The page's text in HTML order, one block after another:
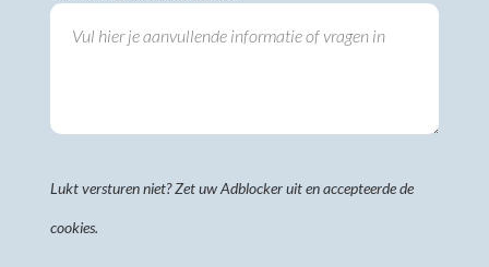
Lukt versturen niet? Zet uw Adblocker uit en accepteerde de
cookies.